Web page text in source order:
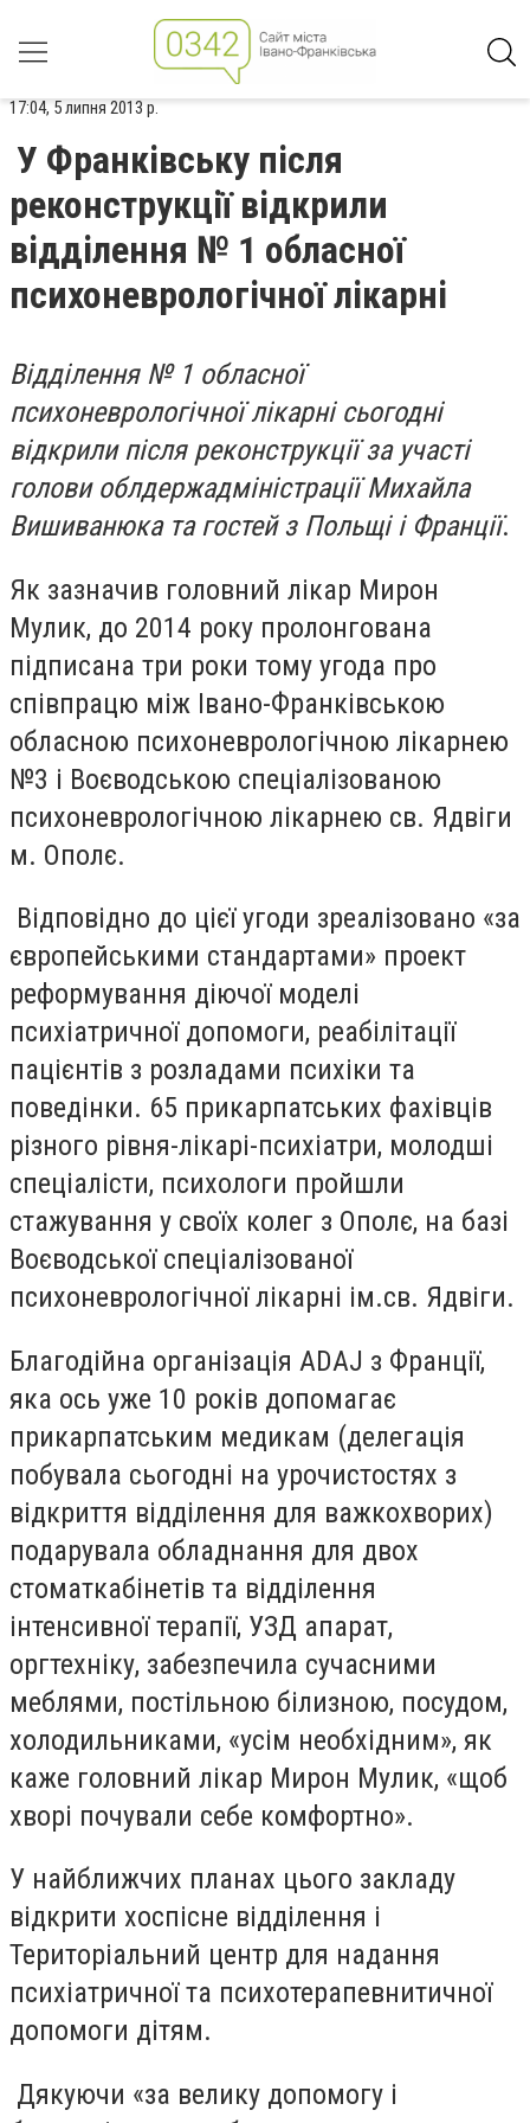
17:04, 5 липня 2013 р.
У Франківську після
реконструкції відкрили
відділення № 1 обласної
психоневрологічної лікарні
Відділення № 1 обласної
психоневрологічної лікарні сьогодні
відкрили після реконструкції за участі
голови облдержадміністрації Михайла
Вишиванюка та гостей з Польщі і Франції.
Як зазначив головний лікар Мирон
Мулик, до 2014 року пролонгована
підписана три роки тому угода про
співпрацю між Івано-Франківською
обласною психоневрологічною лікарнею
№3 і Воєводською спеціалізованою
психоневрологічною лікарнею св. Ядвіги
м. Ополє.
Відповідно до цієї угоди зреалізовано «за
європейськими стандартами» проект
реформування діючої моделі
психіатричної допомоги, реабілітації
пацієнтів з розладами психіки та
поведінки. 65 прикарпатських фахівців
різного рівня-лікарі-психіатри, молодші
спеціалісти, психологи пройшли
стажування у своїх колег з Ополє, на базі
Воєводської спеціалізованої
психоневрологічної лікарні ім.св. Ядвіги.
Благодійна організація ADAJ з Франції,
яка ось уже 10 років допомагає
прикарпатським медикам (делегація
побувала сьогодні на урочистостях з
відкриття відділення для важкохворих)
подарувала обладнання для двох
стоматкабінетів та відділення
інтенсивної терапії, УЗД апарат,
оргтехніку, забезпечила сучасними
меблями, постільною білизною, посудом,
холодильниками, «усім необхідним», як
каже головний лікар Мирон Мулик, «щоб
хворі почували себе комфортно».
У найближчих планах цього закладу
відкрити хоспісне відділення і
Територіальний центр для надання
психіатричної та психотерапевнитичної
допомоги дітям.
Дякуючи «за велику допомогу і